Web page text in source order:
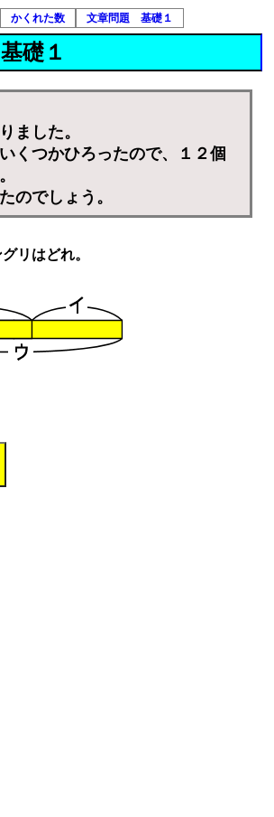
かくれた数 文章問題 基礎１
礎１
ました。
くつかひろったので、１２個
のでしょう。
リはどれ。